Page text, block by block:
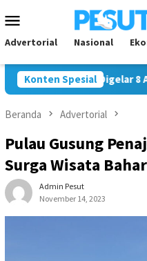
ke
kontenMobile
Advertorial Nasional
Konten Spesial
Siap Digelar 8 Agustus
Beranda Advertorial
Pulau Gusung
Surga Wisata
Admin Pesut
November 14, 2023